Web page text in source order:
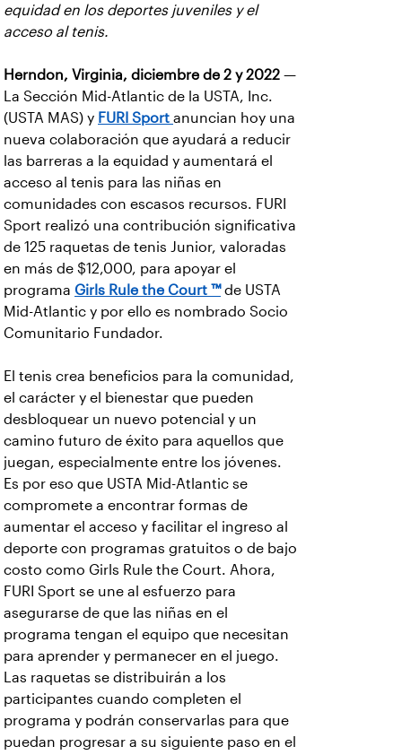
equidad en los deportes juveniles y el
acceso al tenis.
Herndon, Virginia, diciembre de 2 y 2022 —
La Sección Mid-Atlantic de la USTA, Inc.
(USTA MAS) y FURI Sport anuncian hoy una
nueva colaboración que ayudará a reducir
las barreras a la equidad y aumentará el
acceso al tenis para las niñas en
comunidades con escasos recursos. FURI
Sport realizó una contribución significativa
de 125 raquetas de tenis Junior, valoradas
en más de $12,000, para apoyar el
programa Girls Rule the Court ™de USTA
Mid-Atlantic y por ello es nombrado Socio
Comunitario Fundador.
El tenis crea beneficios para la comunidad,
el carácter y el bienestar que pueden
desbloquear un nuevo potencial y un
camino futuro de éxito para aquellos que
juegan, especialmente entre los jóvenes.
Es por eso que USTA Mid-Atlantic se
compromete a encontrar formas de
aumentar el acceso y facilitar el ingreso al
deporte con programas gratuitos o de bajo
costo como Girls Rule the Court. Ahora,
FURI Sport se une al esfuerzo para
asegurarse de que las niñas en el
programa tengan el equipo que necesitan
para aprender y permanecer en el juego.
Las raquetas se distribuirán a los
participantes cuando completen el
programa y podrán conservarlas para que
puedan progresar a su siguiente paso en el